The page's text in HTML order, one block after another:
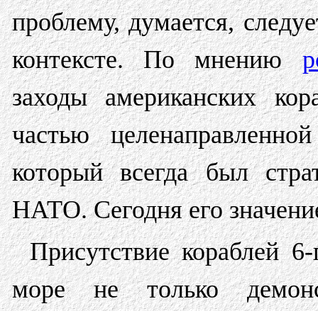
проблему, думается,
контексте. По мнению
заходы американских
частью
который всегда был
НАТО. Сегодня его
Присутствие кораблей
море не только